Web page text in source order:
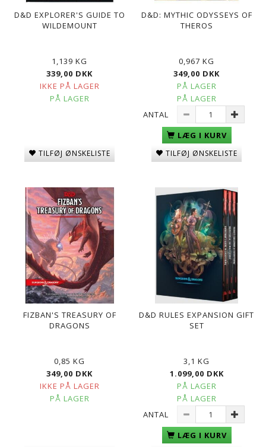
D&D EXPLORER'S GUIDE TO
WILDEMOUNT
1,139 KG
339,00 DKK
IKKE PÅ LAGER
PÅ LAGER
TILFØJ ØNSKELISTE
D&D: MYTHIC ODYSSEYS OF
THEROS
0,967 KG
349,00 DKK
PÅ LAGER
PÅ LAGER
ANTAL
LÆG I KURV
TILFØJ ØNSKELISTE
FIZBAN'S TREASURY OF
DRAGONS
0,85 KG
349,00 DKK
IKKE PÅ LAGER
PÅ LAGER
D&D RULES EXPANSION GIFT
SET
3,1 KG
1.099,00 DKK
PÅ LAGER
PÅ LAGER
ANTAL
LÆG I KURV